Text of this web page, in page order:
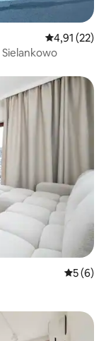
4,91 de uma
4,91 (22)
5 de
5 (6)